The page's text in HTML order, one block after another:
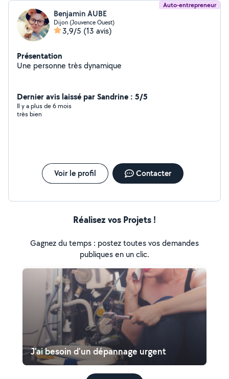
Auto-entrepreneur
Benjamin AUBE
Dijon (Jouvence Ouest)
3,9/5 (13 avis)
Présentation
Une personne très dynamique
Dernier avis laissé par Sandrine : 5/5
Il y a plus de 6 mois
très bien
Voir le profil Contacter
Réalisez vos Projets !
Gagnez du temps : postez toutes vos demandes
publiques en un clic.
J'ai besoin d'un dépannage urgent